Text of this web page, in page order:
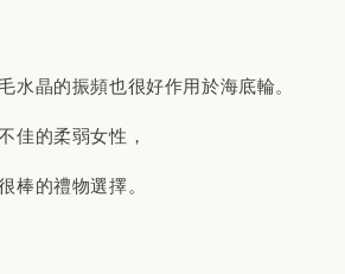
水晶的振頻也很好作用於海底輪。
佳的柔弱女性，
棒的禮物選擇。